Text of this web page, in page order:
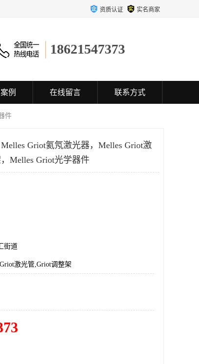
资质认证 实名商家
18621547373
例 在线留言 联系方式
件
Griot氦氖激光器，Melles Griot激
Melles Griot光学器件
街道
激光管,Griot调整架